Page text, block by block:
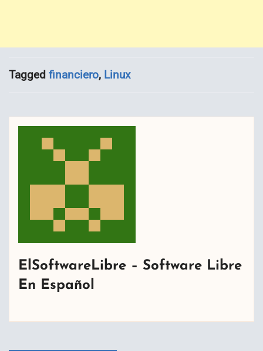
Tagged financiero, Linux
ElSoftwareLibre – Software Libre
En Español